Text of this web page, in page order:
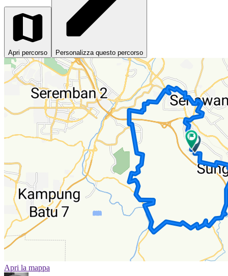
Apri percorso Personalizza questo percorso
Apri la mappa